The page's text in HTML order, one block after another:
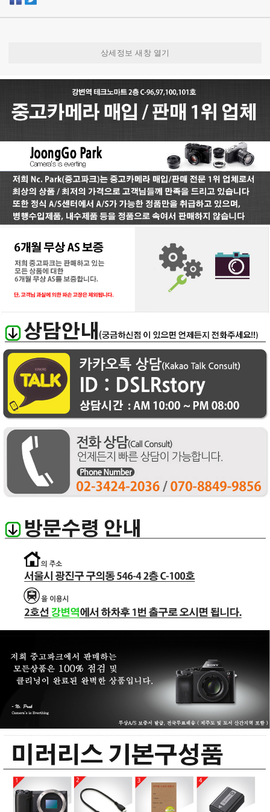
상세정보 새창 열기